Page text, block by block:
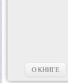
О КНИГЕ